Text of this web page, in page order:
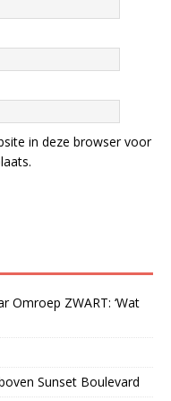
in deze browser voor
Omroep ZWART: ‘Wat
Sunset Boulevard